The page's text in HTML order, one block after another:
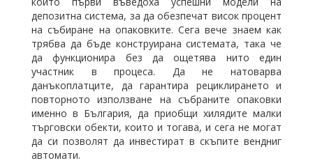
депозитна система, за да обезпечат висок процент
на събиране на опаковките. Сега вече знаем как
трябва да бъде конструирана системата, така че
да функционира без да ощетява нито един
участник в процеса. Да не натоварва
данъкоплатците, да гарантира рециклирането и
повторното използване на събраните опаковки
именно в България, да приобщи хилядите малки
търговски обекти, които и тогава, и сега не могат
да си позволят да инвестират в скъпите вендниг
автомати.